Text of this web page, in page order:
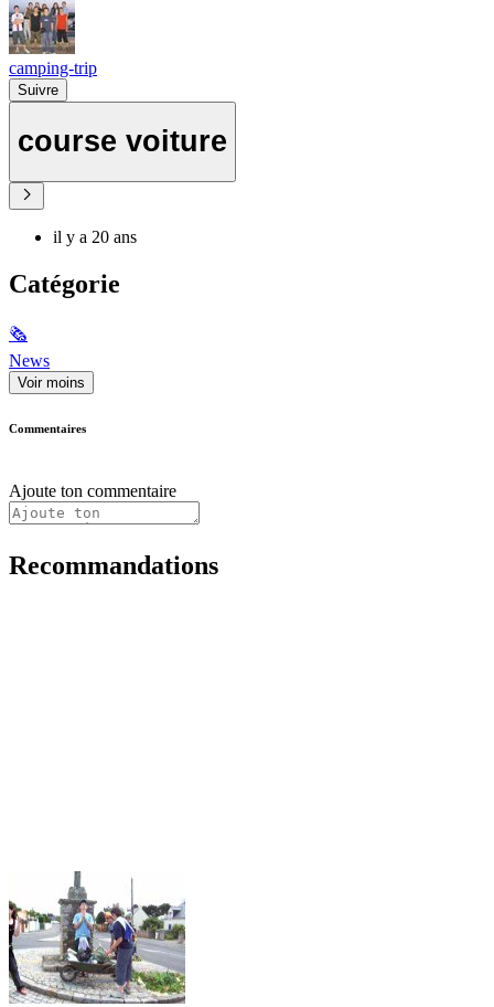
camping-trip
Suivre
course voiture
il y a 20 ans
Catégorie
🗞
News
Voir moins
Commentaires
Ajoute ton commentaire
Recommandations